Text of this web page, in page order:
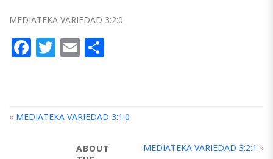
MEDIATEKA VARIEDAD 3:2:0
Facebook
Twitter
Email
« MEDIATEKA VARIEDAD 3:1:0
MEDIATEKA VARIEDAD 3:2:1 »
ABOUT